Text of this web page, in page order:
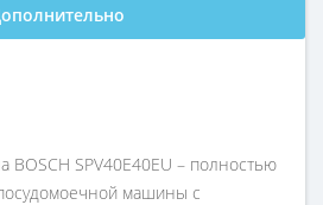
SPV40E40EU – полностью
машины с